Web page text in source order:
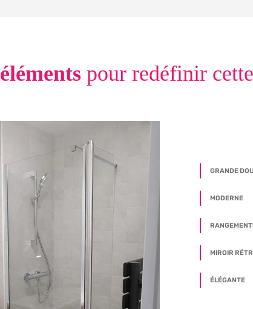
élémentspour redéfinir
GRANDE
MODERNE
MIROIR
ÉLÉGANTE